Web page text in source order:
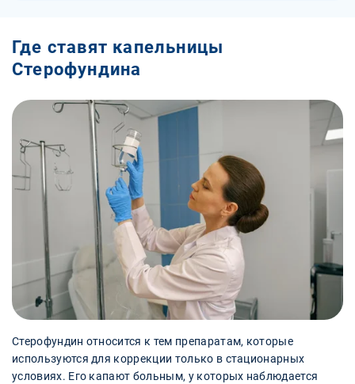
Где ставят капельницы
Стерофундина
Стерофундин относится к тем препаратам, которые
используются для коррекции только в стационарных
условиях. Его капают больным, у которых наблюдается